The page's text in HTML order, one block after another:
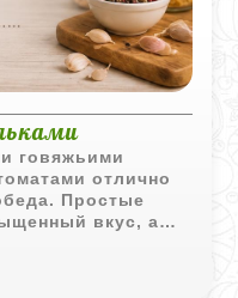
говяжьими
отлично
Простые
вкус, а
еще ароматнее.